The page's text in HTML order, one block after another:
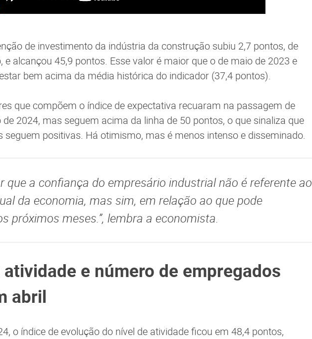
de investimento da indústria da construção subiu 2,7 pontos, de
e alcançou 45,9 pontos. Esse valor é maior que o de maio de 2023 e
bem acima da média histórica do indicador (37,4 pontos).
que compõem o índice de expectativa recuaram na passagem de
2024, mas seguem acima da linha de 50 pontos, o que sinaliza que
seguem positivas. Há otimismo, mas é menos intenso e disseminado.
que a confiança do empresário industrial não é referente ao
da economia, mas sim, em relação ao que pode
próximos meses.”, lembra a economista.
e número de empregados
abril
o índice de evolução do nível de atividade ficou em 48,4 pontos,